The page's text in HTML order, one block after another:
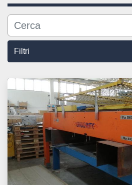
Filtri
Tutte le categorie
Ordina per